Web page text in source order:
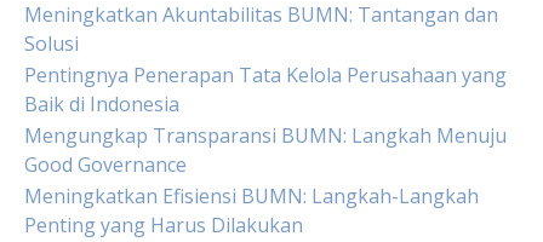
Meningkatkan Akuntabilitas BUMN: Tantangan dan
Solusi
Pentingnya Penerapan Tata Kelola Perusahaan yang
Baik di Indonesia
Mengungkap Transparansi BUMN: Langkah Menuju
Good Governance
Meningkatkan Efisiensi BUMN: Langkah-Langkah
Penting yang Harus Dilakukan